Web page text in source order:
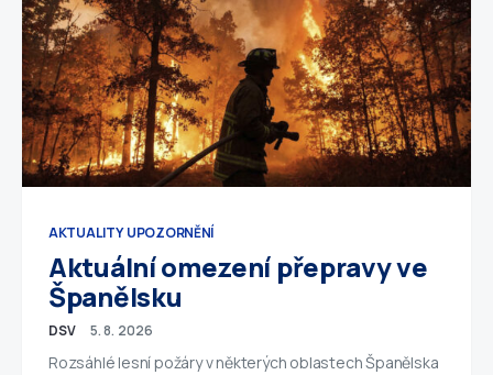
AKTUALITY UPOZORNĚNÍ
Aktuální omezení přepravy ve
Španělsku
DSV 5. 8. 2026
Rozsáhlé lesní požáry v některých oblastech Španělska